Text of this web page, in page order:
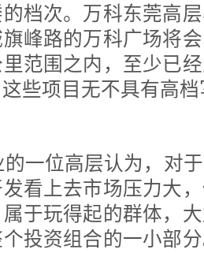
档次。万科东莞高
峰路的万科广场将
范围之内，至少已
些项目无不具有高
位高层认为，对于
看上去市场压力大
于玩得起的群体，
投资组合的一小部